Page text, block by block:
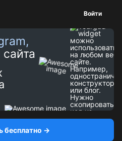
Войти
сайта становится простой
бесплатно →